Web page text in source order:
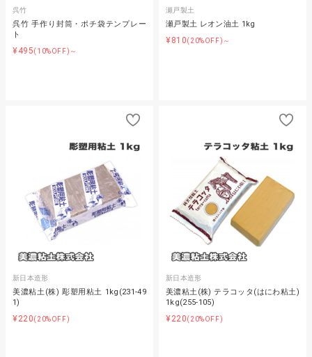
呉竹
呉竹 手作り封筒・ポチ袋テンプレー
ト
¥495(10%OFF)～
瀬戸製土
瀬戸製土 レオン油土 1kg
¥810(20%OFF)～
新日本造形
美濃粘土(株) 彫塑用粘土 1kg(231-49
1)
¥220(20%OFF)
新日本造形
美濃粘土(株) テラコッタ(はにわ粘土)
1kg(255-105)
¥220(20%OFF)